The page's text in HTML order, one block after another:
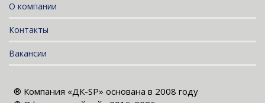
О компании
Контакты
Вакансии
® Компания «ДК-SP» основана в 2008 году